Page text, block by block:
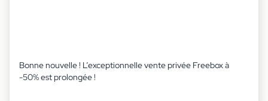
Bonne nouvelle ! L’exceptionnelle vente privée Freebox à
-50% est prolongée !